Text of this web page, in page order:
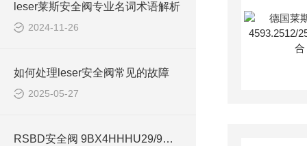
leser莱斯安全阀专业名词术语解析
2024-11-26
如何处理leser安全阀常见的故障
2025-05-27
RSBD安全阀 9BX4HHHU29/9系列安全阀介绍